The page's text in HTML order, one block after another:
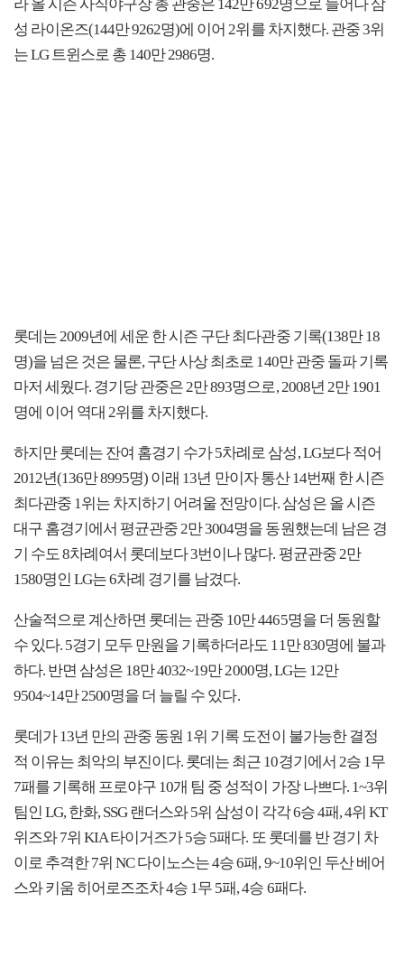
라 올 시즌 사직야구장 총 관중은 142만 692명으로 늘어나 삼
성 라이온즈(144만 9262명)에 이어 2위를 차지했다. 관중 3위
는 LG 트윈스로 총 140만 2986명.
롯데는 2009년에 세운 한 시즌 구단 최다관중 기록(138만 18
명)을 넘은 것은 물론, 구단 사상 최초로 140만 관중 돌파 기록
마저 세웠다. 경기당 관중은 2만 893명으로, 2008년 2만 1901
명에 이어 역대 2위를 차지했다.
하지만 롯데는 잔여 홈경기 수가 5차례로 삼성, LG보다 적어
2012년(136만 8995명) 이래 13년 만이자 통산 14번째 한 시즌
최다관중 1위는 차지하기 어려울 전망이다. 삼성은 올 시즌
대구 홈경기에서 평균관중 2만 3004명을 동원했는데 남은 경
기 수도 8차례여서 롯데보다 3번이나 많다. 평균관중 2만
1580명인 LG는 6차례 경기를 남겼다.
산술적으로 계산하면 롯데는 관중 10만 4465명을 더 동원할
수 있다. 5경기 모두 만원을 기록하더라도 11만 830명에 불과
하다. 반면 삼성은 18만 4032~19만 2000명, LG는 12만
9504~14만 2500명을 더 늘릴 수 있다.
롯데가 13년 만의 관중 동원 1위 기록 도전이 불가능한 결정
적 이유는 최악의 부진이다. 롯데는 최근 10경기에서 2승 1무
7패를 기록해 프로야구 10개 팀 중 성적이 가장 나쁘다. 1~3위
팀인 LG, 한화, SSG 랜더스와 5위 삼성이 각각 6승 4패, 4위 KT
위즈와 7위 KIA 타이거즈가 5승 5패다. 또 롯데를 반 경기 차
이로 추격한 7위 NC 다이노스는 4승 6패, 9~10위인 두산 베어
스와 키움 히어로즈조차 4승 1무 5패, 4승 6패다.